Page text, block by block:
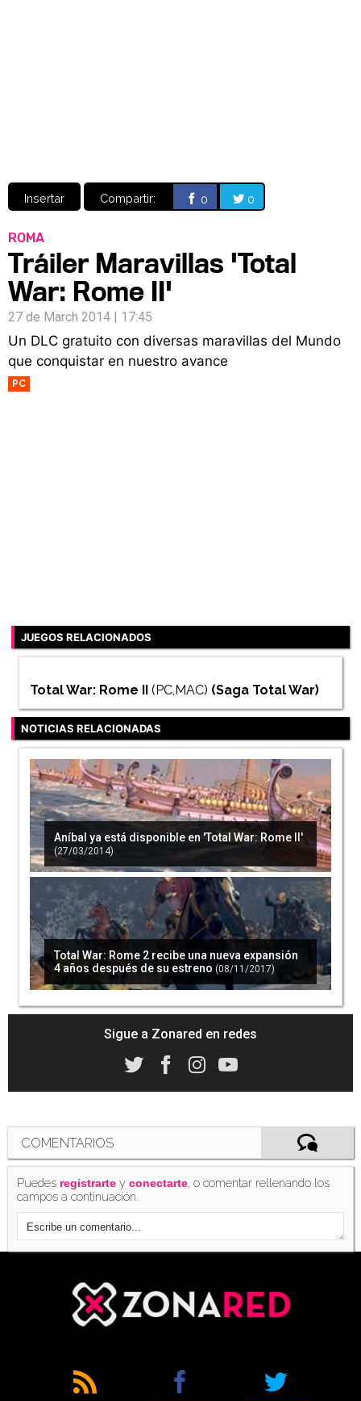
Insertar Compartir: 0 0
ROMA
Tráiler Maravillas 'Total
War: Rome II'
27 de March 2014 | 17:45
Un DLC gratuito con diversas maravillas del Mundo
que conquistar en nuestro avance
PC
JUEGOS RELACIONADOS
Total War: Rome II (PC,MAC) (Saga Total War)
NOTICIAS RELACIONADAS
Aníbal ya está disponible en 'Total War: Rome II'
(27/03/2014)
Total War: Rome 2 recibe una nueva expansión
4 años después de su estreno (08/11/2017)
Sigue a Zonared en redes
COMENTARIOS
Puedes registrarte yconectarte, o comentar rellenando los
campos a continuación.